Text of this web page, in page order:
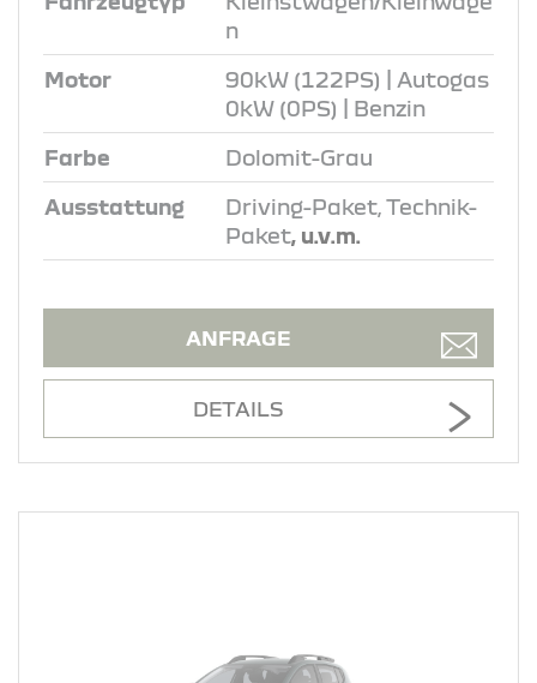
n
Motor
90kW (122PS) | Autogas
0kW (0PS) | Benzin
Farbe Dolomit-Grau
Ausstattung
Driving-Paket, Technik-
Paket, u.v.m.
ANFRAGE
DETAILS